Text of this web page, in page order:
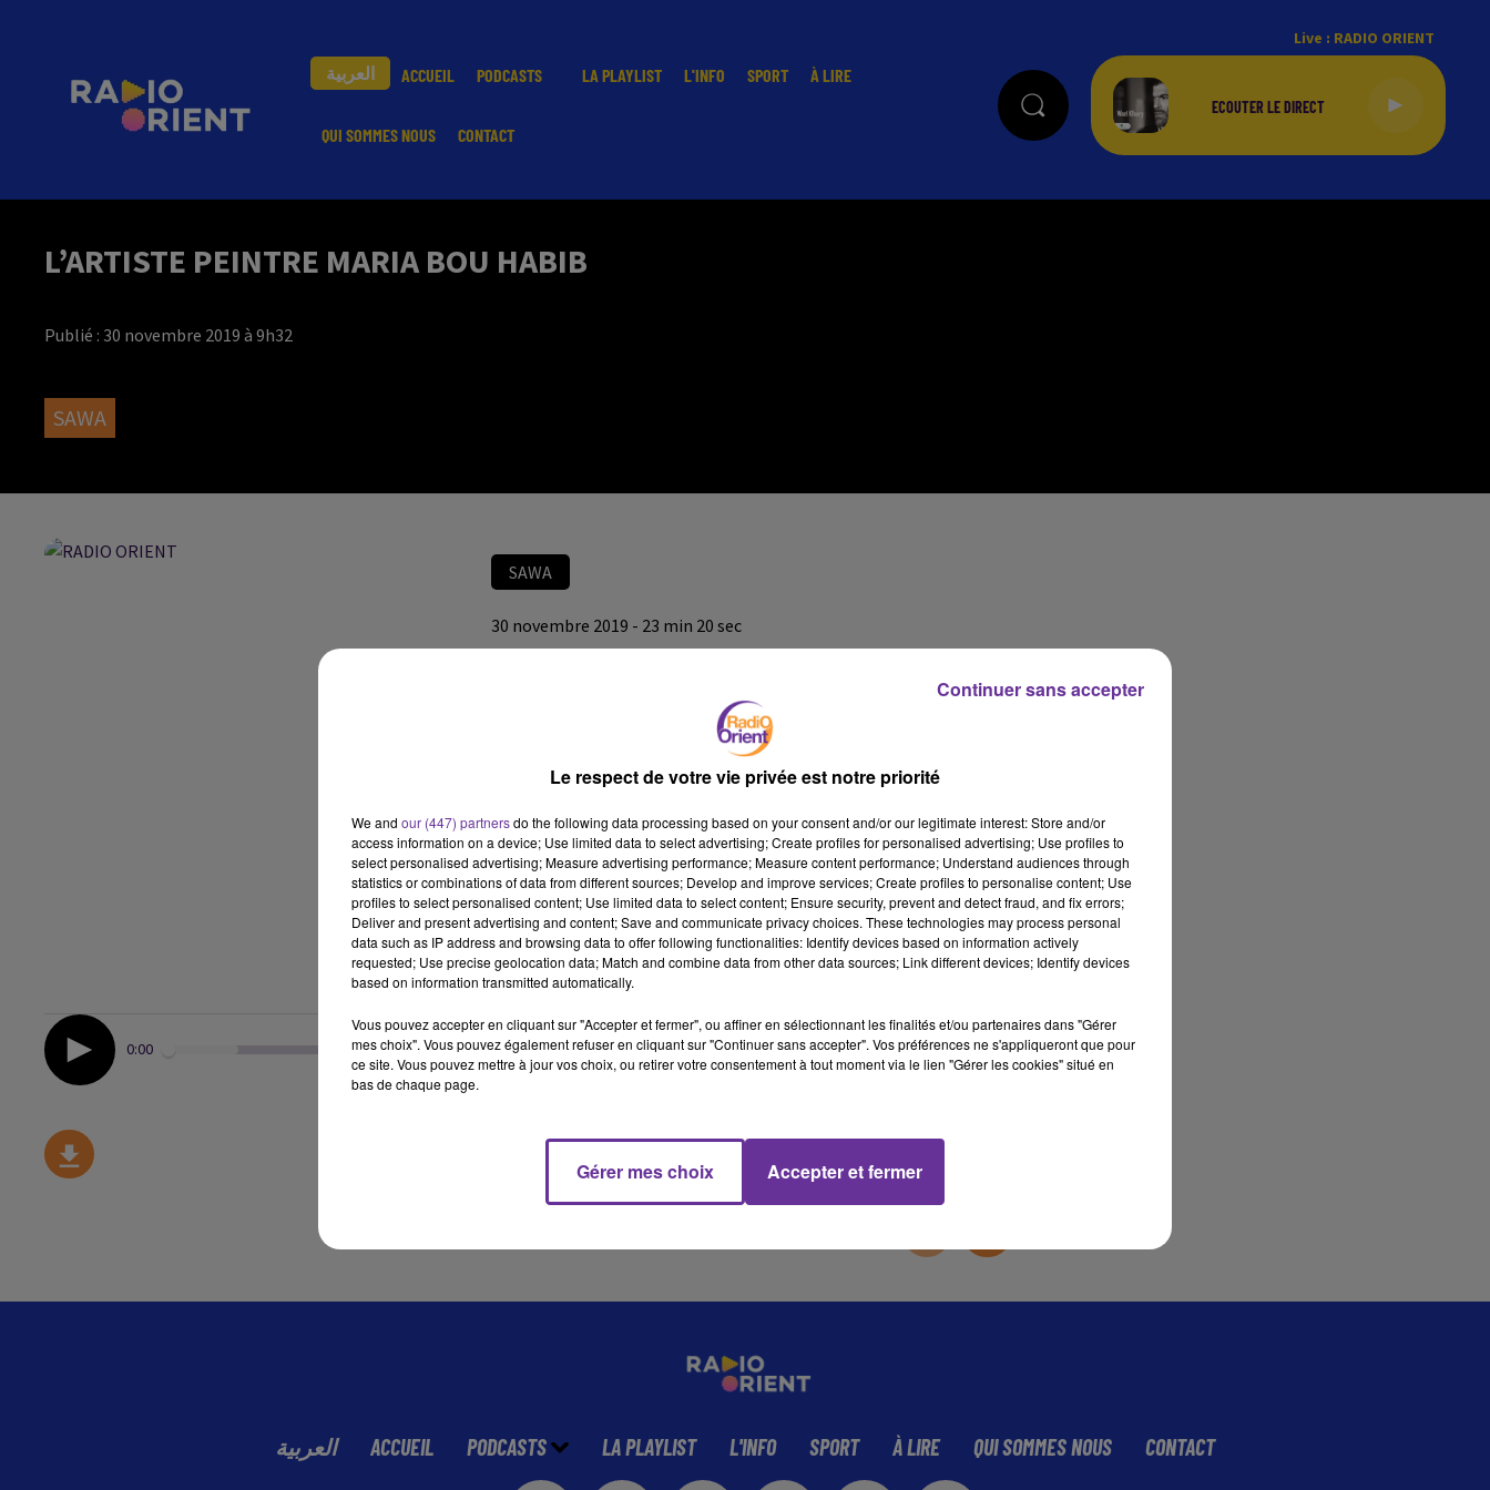
العربية ACCUEIL PODCASTS LA PLAYLIST L'INFO SPORT À LIRE
QUI SOMMES NOUS CONTACT
Live : RADIO ORIENT
L’ARTISTE PEINTRE MARIA BOU HABIB
Publié : 30 novembre 2019 à 9h32
SAWA
SAWA
30 novembre 2019 - 23 min 20 sec
L’invitée de SAWA ce jeudi 28/11 à 14H, l’artiste peintre Maria Bou
nous parle de son univers d’artiste, de ses influences, ses travaux
et son exposition de peintures "Liban en voyage" et les ateliers de
poterie et aquarelle qu’elle propose au public à l’occasion du 76e
anniversaire de l’indépendance du Liban. Un événement célébrant
le jumelage en la municipalité d’Antony et d’Antélias en
collaboration avec l’Association des Libanais en France.
0:00 23 min 20 sec
العربية ACCUEIL PODCASTS LA PLAYLIST L'INFO SPORT À LIRE QUI SOMMES NOUS CONTACT
Le respect de votre vie privée est notre priorité
We and our (447) partnersdo the following data processing based on your consent and/or our legitimate interest: Store and/or
access information on a device; Use limited data to select advertising; Create profiles for personalised advertising; Use profiles to
select personalised advertising; Measure advertising performance; Measure content performance; Understand audiences through
statistics or combinations of data from different sources; Develop and improve services; Create profiles to personalise content; Use
profiles to select personalised content; Use limited data to select content; Ensure security, prevent and detect fraud, and fix errors;
Deliver and present advertising and content; Save and communicate privacy choices. These technologies may process personal
data such as IP address and browsing data to offer following functionalities: Identify devices based on information actively
requested; Use precise geolocation data; Match and combine data from other data sources; Link different devices; Identify devices
based on information transmitted automatically.
Vous pouvez accepter en cliquant sur "Accepter et fermer", ou affiner en sélectionnant les finalités et/ou partenaires dans "Gérer
mes choix". Vous pouvez également refuser en cliquant sur "Continuer sans accepter". Vos préférences ne s'appliqueront que pour
ce site. Vous pouvez mettre à jour vos choix, ou retirer votre consentement à tout moment via le lien "Gérer les cookies" situé en
bas de chaque page.
Gérer mes choix Accepter et fermer
Continuer sans accepter